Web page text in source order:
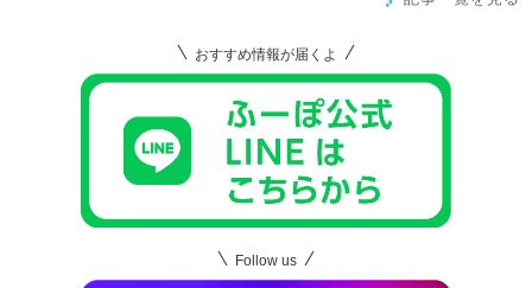
おすすめ情報が届くよ
Follow us